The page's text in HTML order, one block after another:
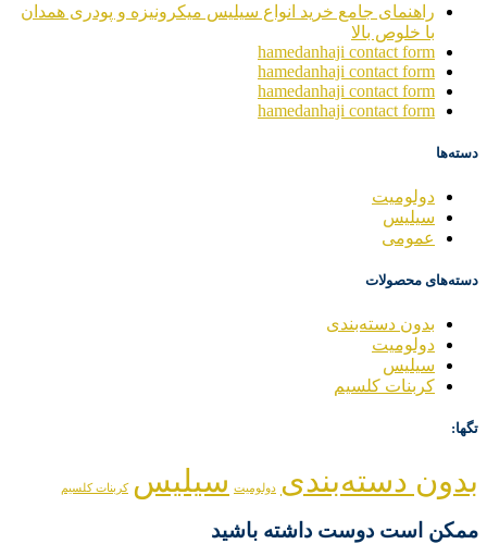
راهنمای جامع خرید انواع سیلیس میکرونیزه و پودری همدان
با خلوص بالا
hamedanhaji contact form
hamedanhaji contact form
hamedanhaji contact form
hamedanhaji contact form
دسته‌ها
دولومیت
سیلیس
عمومی
دسته‌های محصولات
بدون دسته‌بندی
دولومیت
سیلیس
کربنات کلسیم
تگها:
بدون دسته‌بندی دولومیت سیلیس کربنات کلسیم
ممکن است دوست داشته باشید